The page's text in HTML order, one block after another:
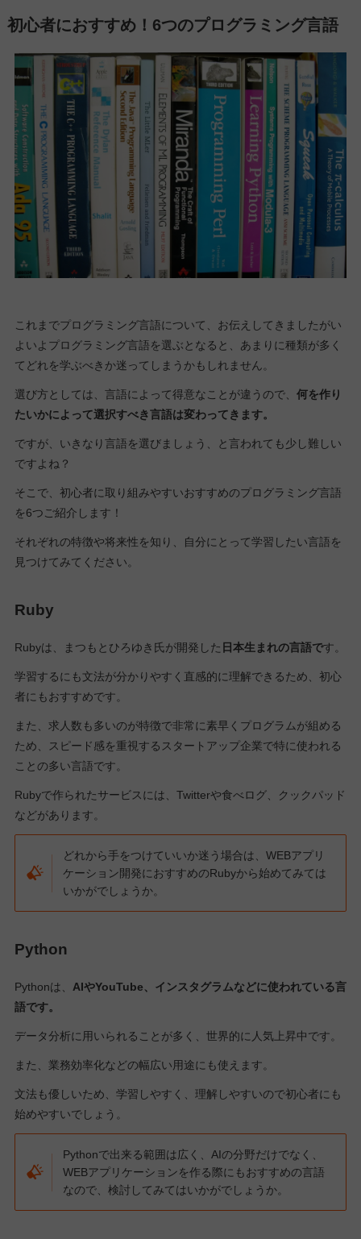
初心者におすすめ！6つのプログラミング言語
これまでプログラミング言語について、お伝えしてきましたがい
よいよプログラミング言語を選ぶとなると、あまりに種類が多く
てどれを学ぶべきか迷ってしまうかもしれません。
選び方としては、言語によって得意なことが違うので、 何を作り
たいかによって選択すべき言語は変わってきます。
ですが、いきなり言語を選びましょう、と言われても少し難しい
ですよね？
そこで、初心者に取り組みやすいおすすめのプログラミング言語
を6つご紹介します！
それぞれの特徴や将来性を知り、自分にとって学習したい言語を
見つけてみてください。
Ruby
Rubyは、まつもとひろゆき氏が開発した 日本生まれの言語です。
学習するにも文法が分かりやすく直感的に理解できるため、初心
者にもおすすめです。
また、求人数も多いのが特徴で非常に素早くプログラムが組める
ため、スピード感を重視するスタートアップ企業で特に使われる
ことの多い言語です。
Rubyで作られたサービスには、Twitterや食べログ、クックパッド
などがあります。
どれから手をつけていいか迷う場合は、WEBアプリ
ケーション開発におすすめのRubyから始めてみては
いかがでしょうか。
Python
Pythonは、 AIやYouTube、インスタグラムなどに使われている言
語です。
データ分析に用いられることが多く、世界的に人気上昇中です。
また、業務効率化などの幅広い用途にも使えます。
文法も優しいため、学習しやすく、理解しやすいので初心者にも
始めやすいでしょう。
Pythonで出来る範囲は広く、AIの分野だけでなく、
WEBアプリケーションを作る際にもおすすめの言語
なので、検討してみてはいかがでしょうか。